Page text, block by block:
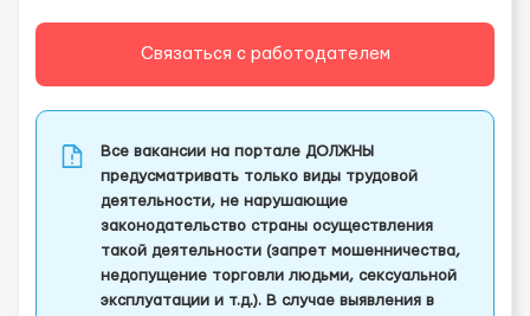
Связаться с работодателем
Все вакансии на портале ДОЛЖНЫ
предусматривать только виды трудовой
деятельности, не нарушающие
законодательство страны осуществления
такой деятельности (запрет мошенничества,
недопущение торговли людьми, сексуальной
эксплуатации и т.д.). В случае выявления в